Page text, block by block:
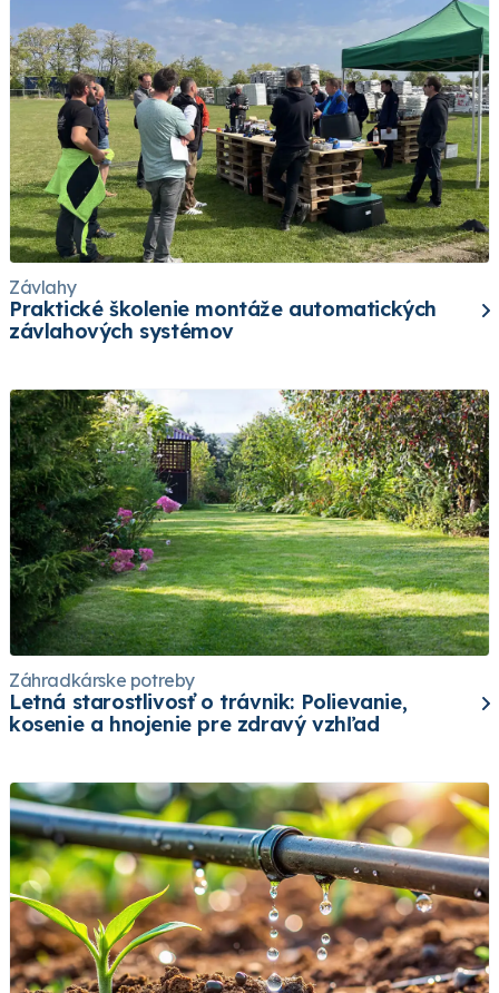
Závlahy
Praktické školenie montáže automatických
závlahových systémov
Záhradkárske potreby
Letná starostlivosť o trávnik: Polievanie,
kosenie a hnojenie pre zdravý vzhľad